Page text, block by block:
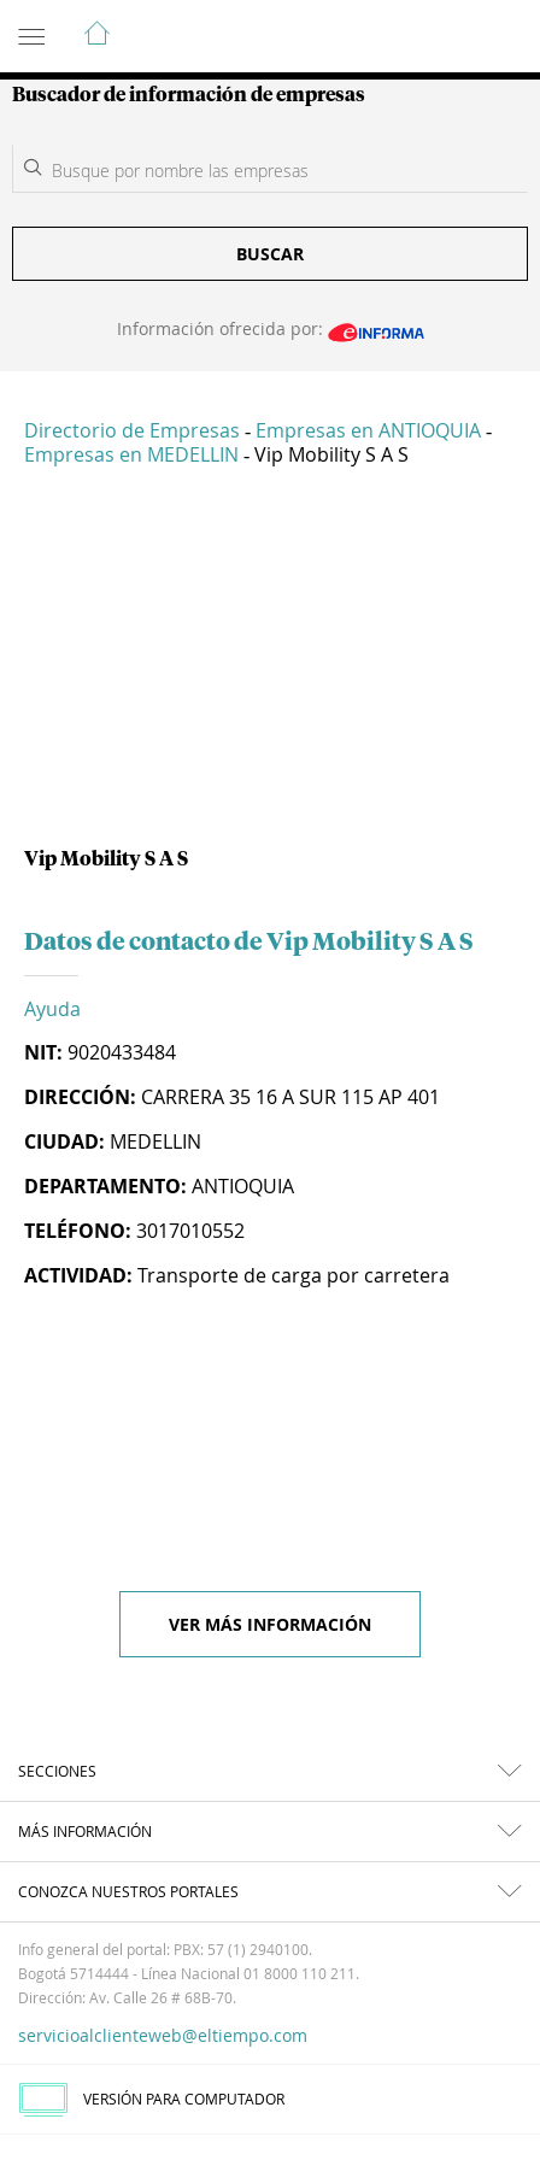
Guía de Empresas Colombianas
Buscador de información de empresas
BUSCAR
Información ofrecida por:
Directorio de Empresas - Empresas en ANTIOQUIA -
Empresas en MEDELLIN - Vip Mobility S A S
Vip Mobility S A S
Datos de contacto de Vip Mobility S A S
Ayuda
NIT: 9020433484
DIRECCIÓN: CARRERA 35 16 A SUR 115 AP 401
CIUDAD: MEDELLIN
DEPARTAMENTO: ANTIOQUIA
TELÉFONO: 3017010552
ACTIVIDAD: Transporte de carga por carretera
VER MÁS INFORMACIÓN
SECCIONES
MÁS INFORMACIÓN
CONOZCA NUESTROS PORTALES
Info general del portal: PBX: 57 (1) 2940100.
Bogotá 5714444 - Línea Nacional 01 8000 110 211.
Dirección: Av. Calle 26 # 68B-70.
servicioalclienteweb@eltiempo.com
VERSIÓN PARA COMPUTADOR